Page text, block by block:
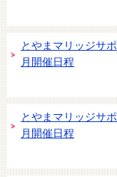
とやまマリッジサ
月開催日程
とやまマリッジサ
月開催日程